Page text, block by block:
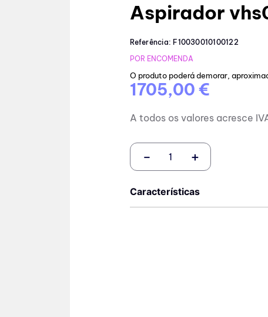
Aspirador
Referência: F10030010100122
POR ENCOMENDA
O produto poderá demorar,
1705,00 €
A todos os valores acresce
＋
－
Características